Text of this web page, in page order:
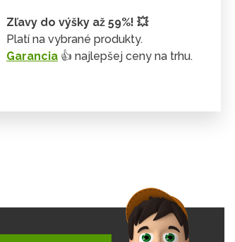
Zľavy do výšky až 59%! 💥
Platí na vybrané produkty.
Garancia 👍 najlepšej ceny na trhu.